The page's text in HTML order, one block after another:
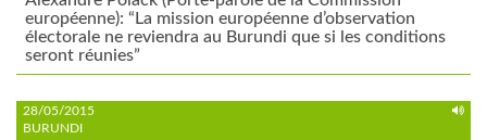
européenne): “La mission européenne d’observation
électorale ne reviendra au Burundi que si les conditions
seront réunies”
28/05/2015
BURUNDI